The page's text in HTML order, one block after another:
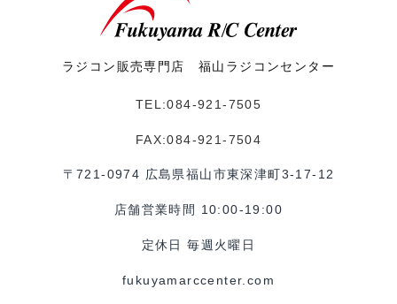
ラジコン販売専門店 福山ラジコンセンター
TEL:084-921-7505
FAX:084-921-7504
〒721-0974 広島県福山市東深津町3-17-12
店舗営業時間 10:00-19:00
定休日 毎週火曜日
fukuyamarccenter.com